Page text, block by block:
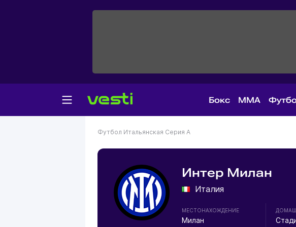
Бокс MMA
Футбол Итальянская Серия А
Интер Милан
Италия
МЕСТОНАХОЖДЕНИЕ
Милан